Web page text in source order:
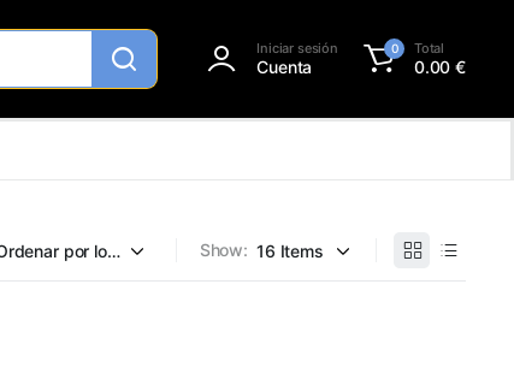
Iniciar sesión
Cuenta
0 Total
0.00€
Show: